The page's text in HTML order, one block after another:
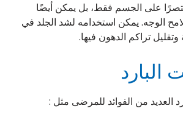
على الجسم فقط، بل يمكن أيضًا
الوجه. يمكن استخدامه لشد الجلد في
تراكم الدهون فيها.
البارد
العديد من الفوائد للمرضى مثل :